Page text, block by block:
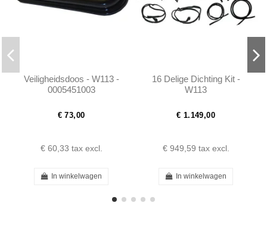
Veiligheidsdoos - W113 -
0005451003
€ 73,00
€ 60,33 tax excl.
In winkelwagen
16 Delige Dichting Kit -
W113
€ 1.149,00
€ 949,59 tax excl.
In winkelwagen